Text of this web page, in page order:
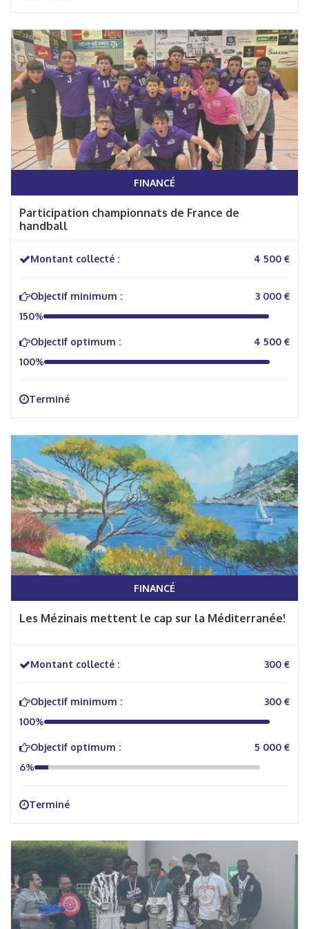
FINANCÉ
Participation championnats de France de
handball
Montant collecté : 4 500 €
Objectif minimum :
3 000 €
150%
Objectif optimum :
4 500 €
100%
Terminé
FINANCÉ
Les Mézinais mettent le cap sur la Méditerranée!
Montant collecté : 300 €
Objectif minimum :
300 €
100%
Objectif optimum :
5 000 €
6%
Terminé